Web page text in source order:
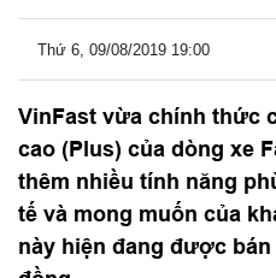
Thứ 6, 09/08/2019 19:00
VinFast vừa chính thức
cao (Plus) của dòng xe
thêm nhiều tính năng
tế và mong muốn của
này hiện đang được